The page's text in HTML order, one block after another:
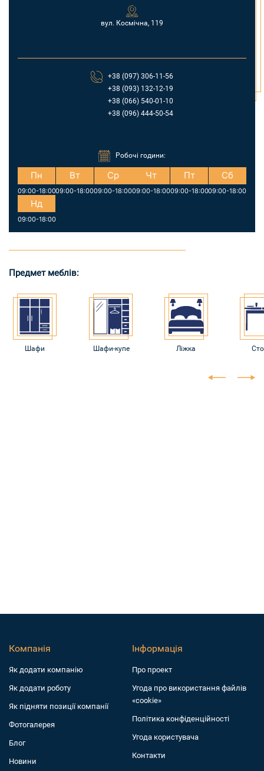
вул. Космічна, 119
+38 (097) 306-11-56
+38 (093) 132-12-19
+38 (066) 540-01-10
+38 (096) 444-50-54
Робочі години:
Пн
09:00-18:00
Вт
09:00-18:00
Ср
09:00-18:00
Чт
09:00-18:00
Пт
09:00-18:00
Сб
09:00-18:00
Нд
09:00-18:00
Предмет меблів:
Шафи Шафи-купе Ліжка
Компанія
Як додати компанiю
Як додати роботу
Як підняти позиції компанії
Фотогалерея
Блог
Новини
Інформація
Про проект
Угода про використання файлів
«cookie»
Політика конфіденційності
Угода користувача
Контакти